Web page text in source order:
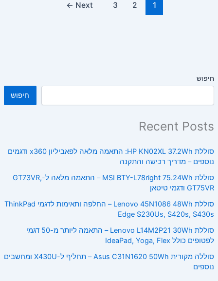
חיפוש
חיפוש
Recent Posts
סוללת HP KN02XL 37.2Wh: התאמה מלאה לפאביליון x360 ודגמים
נוספים – מדריך רכישה והתקנה
סוללת MSI BTY-L78right 75.24Wh – התאמה מלאה ל-GT73VR,
GT75VR ודגמי טיטאן
סוללת Lenovo 45N1086 48Wh – החלפה ותאימות לדגמי ThinkPad
Edge S230Us, S420s, S430s
סוללת Lenovo L14M2P21 30Wh – התאמה ליותר מ-50 דגמי
לפטופים כולל IdeaPad, Yoga, Flex
סוללה מקורית Asus C31N1620 50Wh – תחליף ל-X430U ומחשבים
נוספים
1
2
3
Next
←